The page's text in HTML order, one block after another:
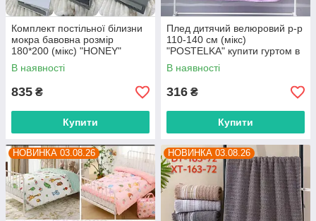
Комплект постільної білизни
мокра бавовна розмір
180*200 (мікс) "HONEY"
недорого від прямого
постачальника
В наявності
835 ₴
Купити
Плед дитячий велюровий р-р
110-140 см (мікс)
"POSTELKA" купити гуртом в
Одесі на 7 км
В наявності
316 ₴
Купити
НОВИНКА 03.08.26 НОВИНКА 03.08.26